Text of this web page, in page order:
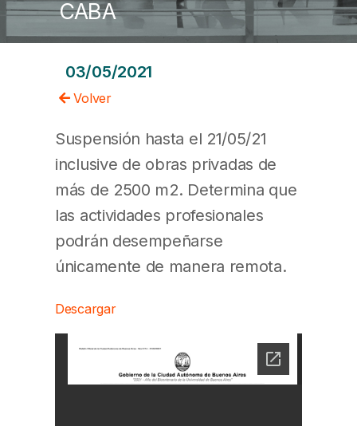
CABA
03/05/2021
Volver
Suspensión hasta el 21/05/21
inclusive de obras privadas de
más de 2500 m2. Determina que
las actividades profesionales
podrán desempeñarse
únicamente de manera remota.
Descargar